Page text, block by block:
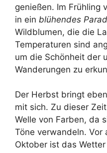
genießen. Im Frühling
in ein blühendes
Wildblumen, die die
Temperaturen sind
um die Schönheit der
Wanderungen zu
Der Herbst bringt
mit sich. Zu dieser
Welle von Farben, da
Töne verwandeln. Vor
Oktober ist das